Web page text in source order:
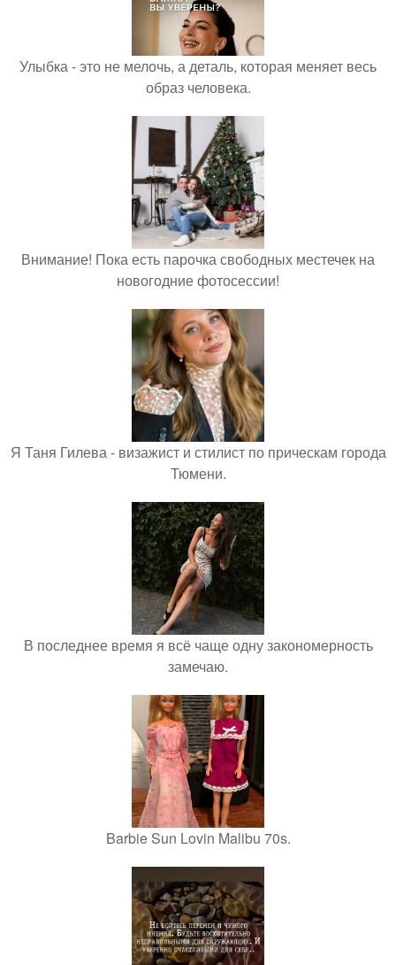
Улыбка - это не мелочь, а деталь, которая меняет весь
образ человека.
Внимание! Пока есть парочка свободных местечек на
новогодние фотосессии!
Я Таня Гилева - визажист и стилист по прическам города
Тюмени.
В последнее время я всё чаще одну закономерность
замечаю.
Barbie Sun Lovin Malibu 70s.